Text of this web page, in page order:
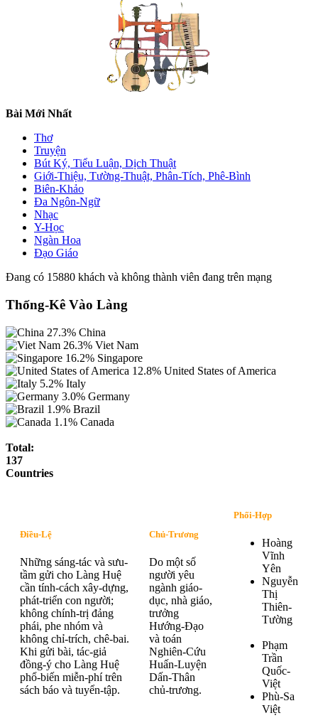
Bài Mới Nhất
Thơ
Truyện
Bút Ký, Tiểu Luận, Dịch Thuật
Giới-Thiệu, Tường-Thuật, Phân-Tích, Phê-Bình
Biên-Khảo
Đa Ngôn-Ngữ
Nhạc
Y-Học
Ngàn Hoa
Đạo Giáo
Đang có 15880 khách và không thành viên đang trên mạng
Thống-Kê Vào Làng
27.3% China
26.3% Viet Nam
16.2% Singapore
12.8% United States of America
5.2% Italy
3.0% Germany
1.9% Brazil
1.1% Canada
Total:
137
Countries
Điều-Lệ
Những sáng-tác và sưu-
tầm gửi cho Làng Huệ
cần tính-cách xây-dựng,
phát-triển con người;
không chính-trị đảng
phái, phe nhóm và
không chỉ-trích, chê-bai.
Khi gửi bài, tác-giả
đồng-ý cho Làng Huệ
phổ-biến miễn-phí trên
sách báo và tuyển-tập.
Chủ-Trương
Do một số
người yêu
ngành giáo-
dục, nhà giáo,
trưởng
Hướng-Đạo
và toán
Nghiên-Cứu
Huấn-Luyện
Dấn-Thân
chủ-trương.
Phối-Hợp
Hoàng
Vĩnh
Yên
Nguyễn
Thị
Thiên-
Tường
Phạm
Trần
Quốc-
Việt
Phù-Sa
Việt